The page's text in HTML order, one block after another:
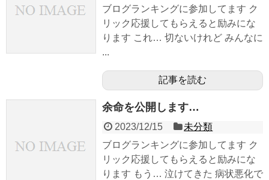
ブログランキングに参加してます ク
リック応援してもらえると励みにな
ります これ… 切ないけれど みんなに
...
記事を読む
余命を公開します…
2023/12/15
未分類
ブログランキングに参加してます ク
リック応援してもらえると励みにな
ります もう… 泣けてきた 病状悪化で